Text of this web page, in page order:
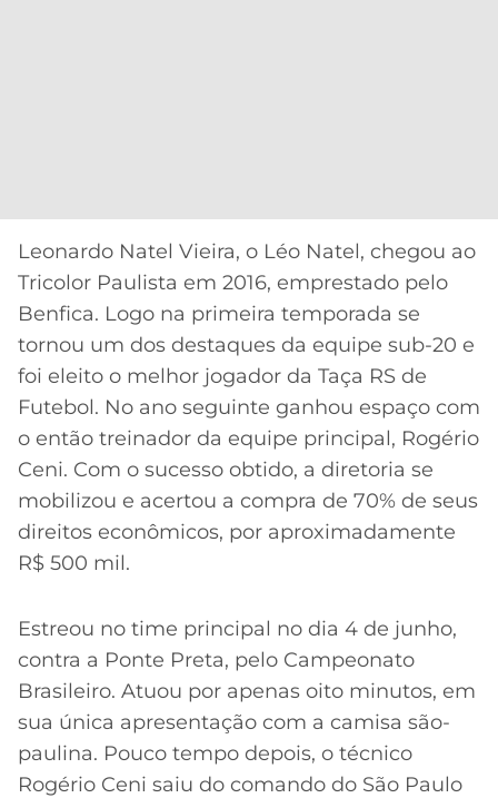
Leonardo Natel Vieira, o Léo Natel, chegou ao
Tricolor Paulista em 2016, emprestado pelo
Benfica. Logo na primeira temporada se
tornou um dos destaques da equipe sub-20 e
foi eleito o melhor jogador da Taça RS de
Futebol. No ano seguinte ganhou espaço com
o então treinador da equipe principal, Rogério
Ceni. Com o sucesso obtido, a diretoria se
mobilizou e acertou a compra de 70% de seus
direitos econômicos, por aproximadamente
R$ 500 mil.
Estreou no time principal no dia 4 de junho,
contra a Ponte Preta, pelo Campeonato
Brasileiro. Atuou por apenas oito minutos, em
sua única apresentação com a camisa são-
paulina. Pouco tempo depois, o técnico
Rogério Ceni saiu do comando do São Paulo